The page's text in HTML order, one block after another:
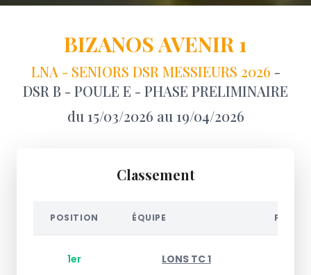
BIZANOS AVENIR 1
LNA - SENIORS DSR MESSIEURS 2026 -
DSR B - POULE E - PHASE PRELIMINAIRE
du 15/03/2026 au 19/04/2026
Classement
POSITION ÉQUIPE POINTS
1er LONS TC 1